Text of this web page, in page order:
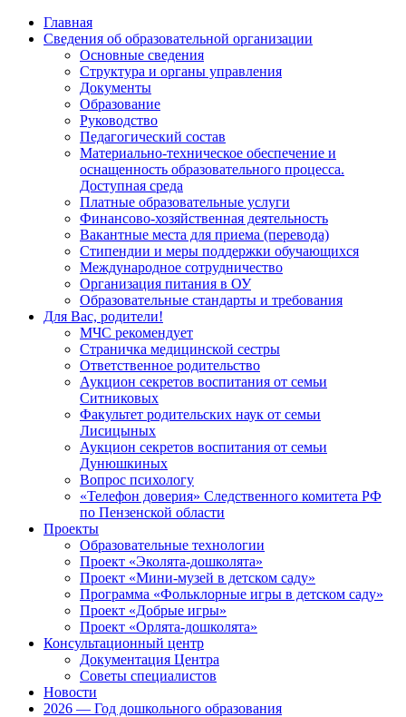
Главная
Сведения об образовательной организации
Основные сведения
Структура и органы управления
Документы
Образование
Руководство
Педагогический состав
Материально-техническое обеспечение и
оснащенность образовательного процесса.
Доступная среда
Платные образовательные услуги
Финансово-хозяйственная деятельность
Вакантные места для приема (перевода)
Стипендии и меры поддержки обучающихся
Международное сотрудничество
Организация питания в ОУ
Образовательные стандарты и требования
Для Вас, родители!
МЧС рекомендует
Страничка медицинской сестры
Ответственное родительство
Аукцион секретов воспитания от семьи
Ситниковых
Факультет родительских наук от семьи
Лисицыных
Аукцион секретов воспитания от семьи
Дунюшкиных
Вопрос психологу
«Телефон доверия» Следственного комитета РФ
по Пензенской области
Проекты
Образовательные технологии
Проект «Эколята-дошколята»
Проект «Мини-музей в детском саду»
Программа «Фольклорные игры в детском саду»
Проект «Добрые игры»
Проект «Орлята-дошколята»
Консультационный центр
Документация Центра
Советы специалистов
Новости
2026 — Год дошкольного образования